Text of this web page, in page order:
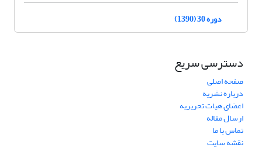
دوره 30 (1390)
دسترسی سریع
صفحه اصلی
درباره نشریه
اعضای هیات تحریریه
ارسال مقاله
تماس با ما
نقشه سایت